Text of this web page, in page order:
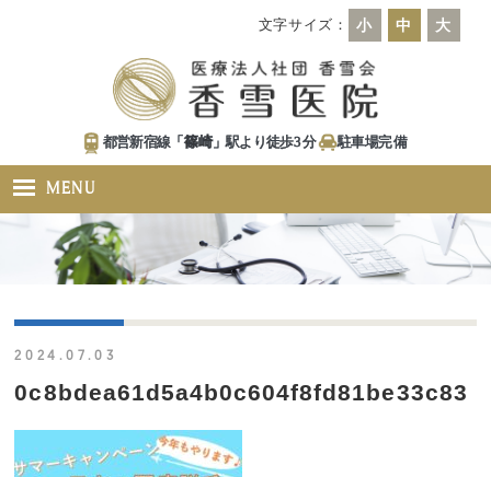
文字サイズ： 小 中 大
都営新宿線「篠崎」駅より徒歩3分 駐車場完備
MENU
2024.07.03
0c8bdea61d5a4b0c604f8fd81be33c83